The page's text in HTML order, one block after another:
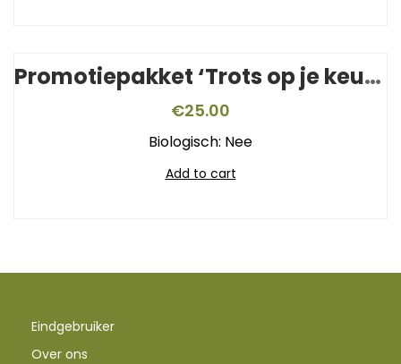
Promotiepakket ‘Trots op je keurmerk’
€25.00
Biologisch: Nee
Add to cart
Eindgebruiker
Over ons